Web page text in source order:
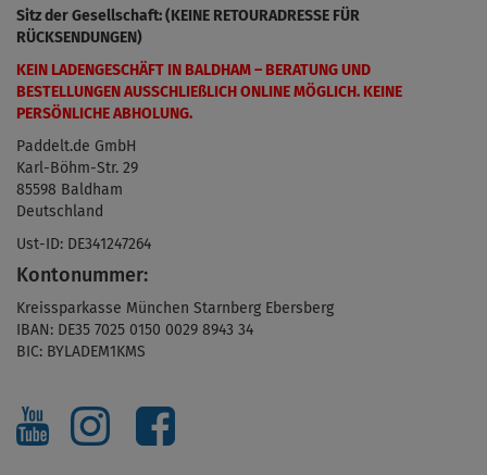
Sitz der Gesellschaft: (KEINE RETOURADRESSE FÜR
RÜCKSENDUNGEN)
KEIN LADENGESCHÄFT IN BALDHAM – BERATUNG UND
BESTELLUNGEN AUSSCHLIEßLICH ONLINE MÖGLICH. KEINE
PERSÖNLICHE ABHOLUNG.
Paddelt.de GmbH
Karl-Böhm-Str. 29
85598 Baldham
Deutschland
Ust-ID: DE341247264
Kontonummer:
Kreissparkasse München Starnberg Ebersberg
IBAN: DE35 7025 0150 0029 8943 34
BIC: BYLADEM1KMS